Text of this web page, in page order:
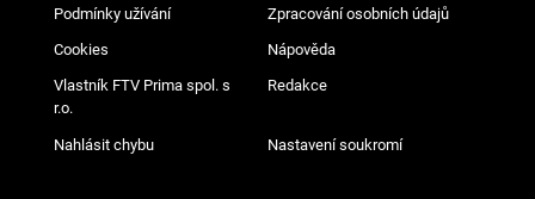
Podmínky užívání Zpracování osobních údajů
Cookies Nápověda
Vlastník FTV Prima spol. s
r.o.
Redakce
Nahlásit chybu Nastavení soukromí